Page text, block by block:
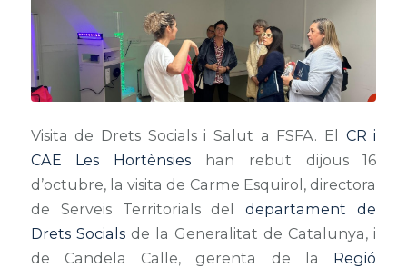
Visita de Drets Socials i Salut a FSFA. El CR i
CAE Les Hortènsies han rebut dijous 16
d’octubre, la visita de Carme Esquirol, directora
de Serveis Territorials deldepartament de
Drets Socialsde la Generalitat de Catalunya, i
de Candela Calle, gerenta de la Regió